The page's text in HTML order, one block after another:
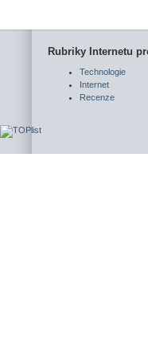
Rubriky Internetu
Technologie
Internet
Recenze